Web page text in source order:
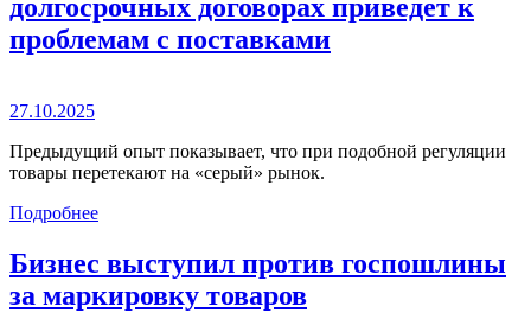
долгосрочных договорах приведет к
проблемам с поставками
27.10.2025
Предыдущий опыт показывает, что при подобной регуляции
товары перетекают на «серый» рынок.
Подробнее
Бизнес выступил против госпошлины
за маркировку товаров